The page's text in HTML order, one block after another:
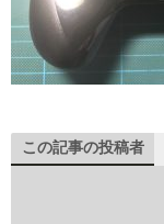
この記事の投稿者